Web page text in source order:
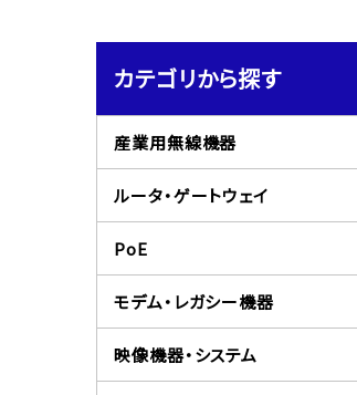
カテゴリから探す
産業用無線機器
ルータ・ゲートウェイ
PoE
モデム・レガシー機器
映像機器・システム